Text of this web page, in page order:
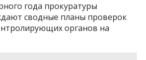
года прокуратуры
сводные планы проверок
органов на